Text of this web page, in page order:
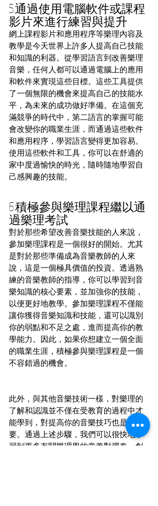
5.通過使用電腦軟件或課程
影片來進行練習與提升
網上課程影片和應用程序等樂理內容及
教學是今天世界上許多人提高自己技能
和知識的利器。從學習語言到改善樂理
音樂，任何人都可以通過電腦上的應用
和軟件來實現這些目標。這些工具提供
了一個無限的機會來提高自己的技能水
平，為未來的成功做好準備。在這個充
滿競爭的時代中，第二語言的掌握可能
會改變你的職業生涯，而通過這些軟件
和應用程序，學習語言變得更加容易。
使用這些軟件和工具，你可以在舒適的
家中度過愉快的時光，隨時隨地學習自
己感興趣的技能。
6.積極參與樂理課程繼以通
過樂理考試
對於那些希望改善音樂技能的人來說，
參加樂理課程是一個很好的開始。尤其
是對於那些準備成為音樂教師的人來
說，這是一個極具價值的投資。透過熟
練的音樂教師的指導，你可以學習到音
樂知識的核心要素，並加強你的技能，
以便更好地教學。參加樂理課程不僅能
讓你獲得音樂知識和技能，還可以識別
你的弱點和不足之處，進而提高你的教
學能力。因此，如果你想建立一個全面
的職業生涯，積極參與樂理課程是一個
不容錯過的機會。
此外，與其他音樂技術一樣，對樂理的
了解和認識並不僅在受教育的過程中才
能學到，對提高你的音樂技巧也是重
要。通過上述步驟，我們可以很快地學
習到更多有關樂理學的意義對彈奏、創